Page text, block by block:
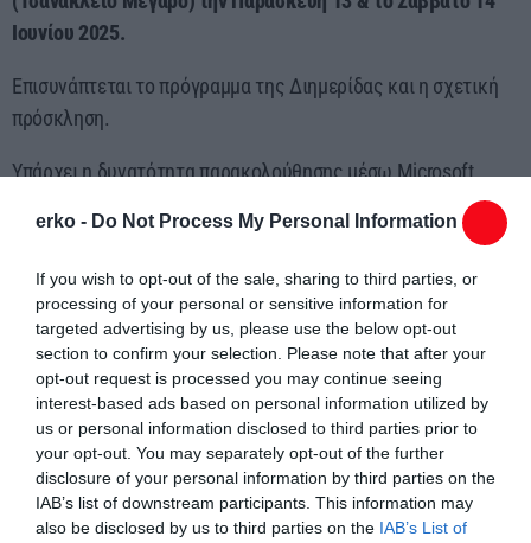
erko - Do Not Process My Personal Information
If you wish to opt-out of the sale, sharing to third parties, or
processing of your personal or sensitive information for
targeted advertising by us, please use the below opt-out
section to confirm your selection. Please note that after your
opt-out request is processed you may continue seeing
interest-based ads based on personal information utilized by
us or personal information disclosed to third parties prior to
your opt-out. You may separately opt-out of the further
disclosure of your personal information by third parties on the
IAB’s list of downstream participants. This information may
also be disclosed by us to third parties on the IAB’s List of
Ιουνίου 2025.
Επισυνάπτεται το πρόγραμμα της Διημερίδας και η σχετική
πρόσκληση.
Υπάρχει η δυνατότητα παρακολούθησης μέσω Microsoft
https://teams.microsoft.com/l/meetup-
join/19%3ameeting_MDk3NWM0YWMtN2ZlZS00NzU1LTk1NW
EtNDdmNjVhYmFjNWVl%40thread.v2/0?
context=%7b%22Tid%22%3a%228035113d-c2cd-41bd-b069-
0815370690c7%22%2c%22Oid%22%3a%229f6a86bf-9a89-
435e-885d-70f2f1a56c8d%22%7d
Eπιστημονική & Οργανωτική επιτροπή
Σοφία Βούλγαρη, Αναπληρώτρια Καθηγήτρια Τ.Ε.Φ.
Νίκος Μαυρέλος, Καθηγητής Τ.Ε.Φ.